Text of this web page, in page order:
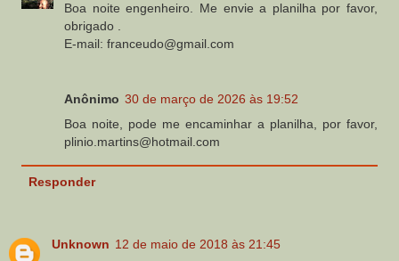
Boa noite engenheiro. Me envie a planilha por favor,
obrigado .
E-mail: franceudo@gmail.com
Anônimo 30 de março de 2026 às 19:52
Boa noite, pode me encaminhar a planilha, por favor,
plinio.martins@hotmail.com
Responder
Unknown 12 de maio de 2018 às 21:45